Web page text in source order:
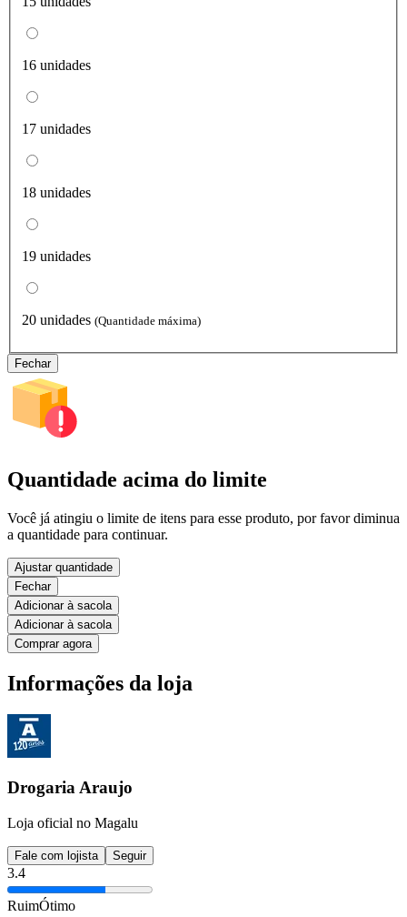
16 unidades
17 unidades
18 unidades
19 unidades
20 unidades (Quantidade máxima)
Fechar
Quantidade acima do limite
Você já atingiu o limite de itens para esse produto, por favor diminua
a quantidade para continuar.
Ajustar quantidade
Fechar
Adicionar à sacola
Adicionar à sacola
Comprar agora
Informações da loja
Drogaria Araujo
Loja oficial no Magalu
Fale com lojista Seguir
3.4
RuimÓtimo